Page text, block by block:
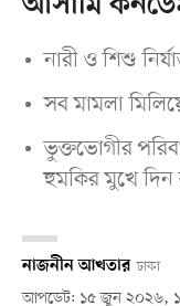
নারী ও শিশু
সব মামলা
ভুক্তভোগীর
হুমকির মুখে দিন
নাজনীন আখতার ঢাকা
আপডেট: ১৫ জুন ২০২৬,